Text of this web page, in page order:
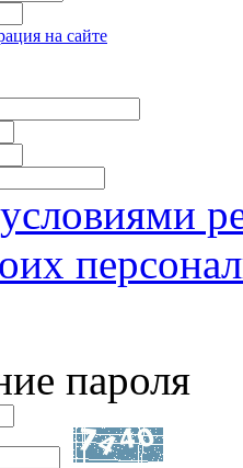
на сайте
условиями
пароля